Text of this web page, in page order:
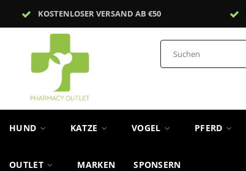
KOSTENLOSER VERSAND AB €50
HUND KATZE VOGEL PFERD
OUTLET MARKEN SPONSERN